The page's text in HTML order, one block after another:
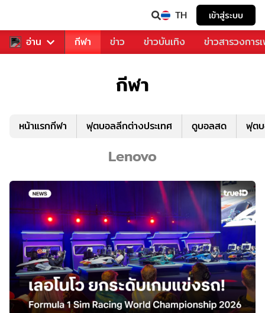
TH เข้าสู่ระบบ
อ่าน
สำหรับคุณ กีฬา ข่าว ข่าวบันเทิง ข่าวสารวงการ
กีฬา
หน้าแรกกีฬา ฟุตบอลลีกต่างประเทศ ดูบอลสด ฟุต
Lenovo